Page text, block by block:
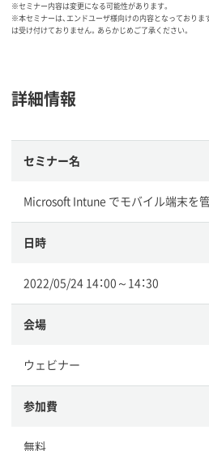
※セミナー内容は変更になる可能性があります。
※本セミナーは、エンドユーザ様向けの内容となっておりま
は受け付けておりません。あらかじめご了承ください。
詳細情報
セミナー名
Microsoft Intune でモバイル端末を
日時
2022/05/24 14：00～14：30
会場
ウェビナー
参加費
無料